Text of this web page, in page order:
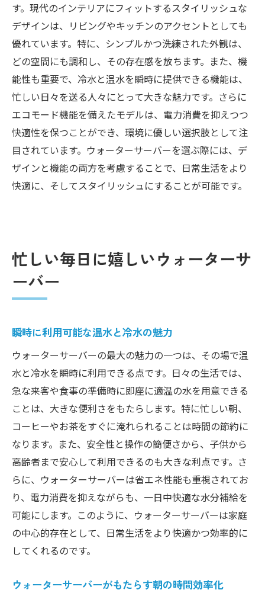
す。現代のインテリアにフィットするスタイリッシュな
デザインは、リビングやキッチンのアクセントとしても
優れています。特に、シンプルかつ洗練された外観は、
どの空間にも調和し、その存在感を放ちます。また、機
能性も重要で、冷水と温水を瞬時に提供できる機能は、
忙しい日々を送る人々にとって大きな魅力です。さらに
エコモード機能を備えたモデルは、電力消費を抑えつつ
快適性を保つことができ、環境に優しい選択肢として注
目されています。ウォーターサーバーを選ぶ際には、デ
ザインと機能の両方を考慮することで、日常生活をより
快適に、そしてスタイリッシュにすることが可能です。
忙しい毎日に嬉しいウォーターサ
ーバー
瞬時に利用可能な温水と冷水の魅力
ウォーターサーバーの最大の魅力の一つは、その場で温
水と冷水を瞬時に利用できる点です。日々の生活では、
急な来客や食事の準備時に即座に適温の水を用意できる
ことは、大きな便利さをもたらします。特に忙しい朝、
コーヒーやお茶をすぐに淹れられることは時間の節約に
なります。また、安全性と操作の簡便さから、子供から
高齢者まで安心して利用できるのも大きな利点です。さ
らに、ウォーターサーバーは省エネ性能も重視されてお
り、電力消費を抑えながらも、一日中快適な水分補給を
可能にします。このように、ウォーターサーバーは家庭
の中心的存在として、日常生活をより快適かつ効率的に
してくれるのです。
ウォーターサーバーがもたらす朝の時間効率化